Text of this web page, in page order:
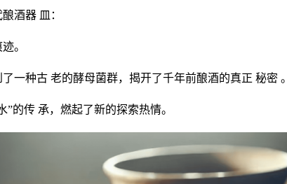
酒器 皿：
。
一种古 老的酵母菌群，揭开了千年前酿酒的真正 秘密 。
的传 承，燃起了新的探索热情。